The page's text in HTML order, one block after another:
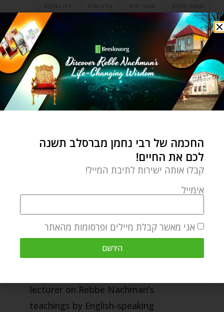
אמונת חכמים אתגרי חיים בורא עולם בית המקדש
גאולה
התחלה חדשה חזרה בתשובה יציאת מצרים
יצר הרע ליקוטי הלכות ליקוטי מוהר"ן מדבר
נקודות טובות עבודה זרה עצות מעשיות
פרשת השבוע מטות מסעי צדיק צמיחה אישית
רבי נחמן מברסלב רבי נתן מברסלב שבת
0 תגובות
Chaim Kramer is largely
responsible for introducing Rebbe
Nachman’s teachings to today’s
lecturer on Rebbe Nachman’s
teachings by English-speaking
החכמה של רבי נחמן מברסלב תשנה
לכם את החיים!
קבלו אותה ישירות לתיבת המייל!
אימייל
אני מאשר קבלת מיילים ופרסומות מהאתר
הירשם